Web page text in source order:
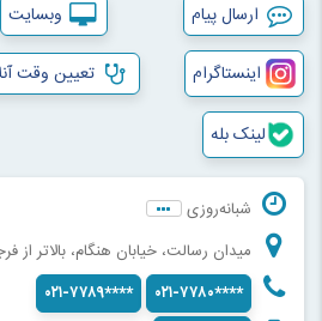
ارسال پیام وبسایت
اینستاگرام تعیین وقت
لینک بله
شبانه‌روزی
میدان رسالت، خیابان هنگام، بالاتر از
۰۲۱-۷۷۸۰****
۰۲۱-۷۷۸۹****